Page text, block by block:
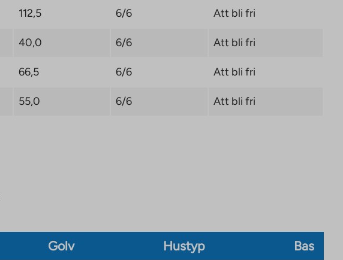
112,5 6/6 Att bli fri
40,0 6/6 Att bli fri
66,5 6/6 Att bli fri
55,0 6/6 Att bli fri
Golv Hustyp Bas